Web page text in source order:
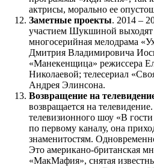
актрисы, морально ее
Заметные проекты. 2014 –
участием Шукшиной
многосерийная мелодрама
Дмитрия Владимировича
«Манекенщица» режиссера
Николаевой; телесериал
Андрея Элинсона.
Возвращение на
возвращается на
телевизионного шоу «В
по первому каналу, она
знаменитостям.
Это американо-британская
«МакМафия», снятая